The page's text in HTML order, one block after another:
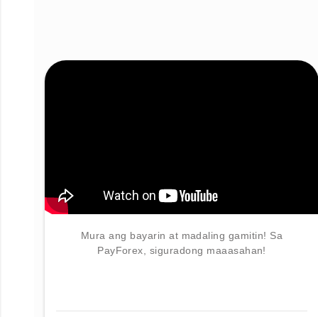
Mura ang bayarin at madaling gamitin! Sa
PayForex, siguradong maaasahan!